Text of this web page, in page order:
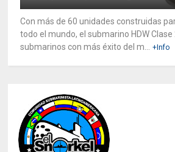
Con más de 60 unidades construidas
todo el mundo, el submarino HDW Clase
submarinos con más éxito del m...
+Info